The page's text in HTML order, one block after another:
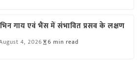
गाय एवं भैंस में संभावित प्रसव के लक्षण
4, 2026 6 min read